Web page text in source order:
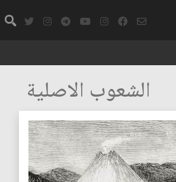
الشعوب الاصلية